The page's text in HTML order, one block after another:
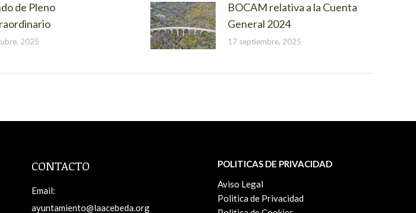
de Pleno
2025
BOCAM relativa a la Cuenta
General 2024
17 septiembre, 2025
CONTACTO
Email:
ayuntamiento@laacebeda.org
POLITICAS DE PRIVACIDAD
Aviso Legal
Politica de Privacidad